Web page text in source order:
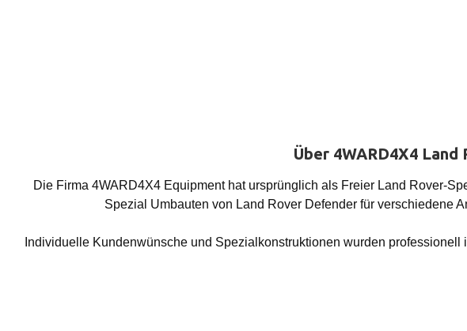
Über 4WARD4X4
Die Firma 4WARD4X4 Equipment hat ursprünglich als Freier Land Rover-
Spezial Umbauten von Land Rover Defender für verschiedene
Individuelle Kundenwünsche und Spezialkonstruktionen wurden